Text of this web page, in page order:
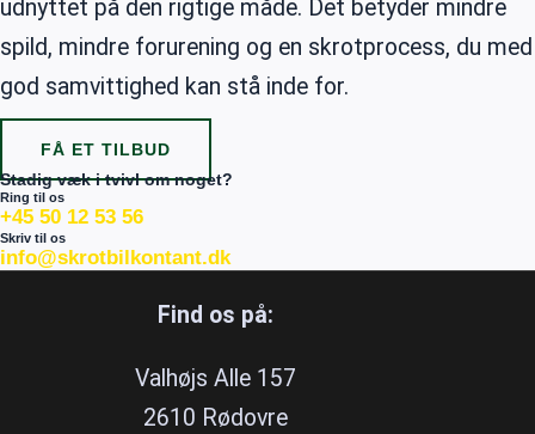
udnyttet på den rigtige måde. Det betyder mindre
spild, mindre forurening og en skrotprocess, du med
god samvittighed kan stå inde for.
FÅ ET TILBUD
Stadig væk i tvivl om noget?
Ring til os
+45 50 12 53 56
Skriv til os
info@skrotbilkontant.dk
Find os på:
Valhøjs Alle 157
2610 Rødovre